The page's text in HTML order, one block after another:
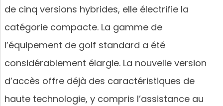
de cinq versions hybrides, elle électrifie la
catégorie compacte. La gamme de
l’équipement de golf standard a été
considérablement élargie. La nouvelle version
d’accès offre déjà des caractéristiques de
haute technologie, y compris l’assistance au